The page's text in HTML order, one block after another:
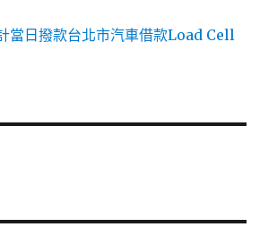
當日撥款台北市汽車借款Load Cell